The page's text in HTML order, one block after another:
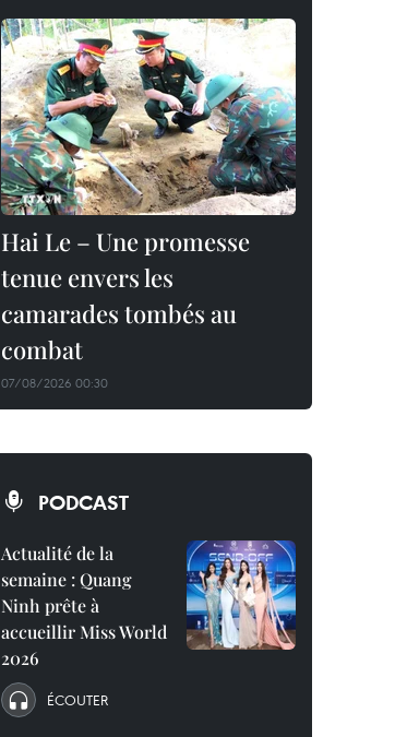
Hai Le – Une promesse
tenue envers les
camarades tombés au
combat
07/08/2026 00:30
PODCAST
Actualité de la
semaine : Quang
Ninh prête à
accueillir Miss World
2026
ÉCOUTER